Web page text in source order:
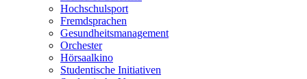
Hochschulsport
Fremdsprachen
Gesundheitsmanagement
Orchester
Hörsaalkino
Studentische Initiativen